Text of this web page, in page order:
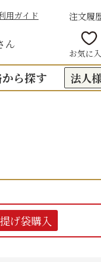
用ガイド
ん
注文履
お気に
彼岸
ら探す
円台の贈りもの
円以上
法人
げ袋購入